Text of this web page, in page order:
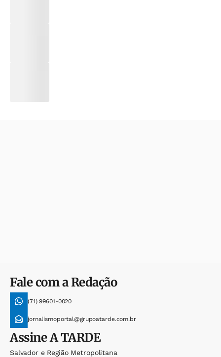
Fale com a Redação
(71) 99601-0020
jornalismoportal@grupoatarde.com.br
AssineA TARDE
Salvador e Região Metropolitana